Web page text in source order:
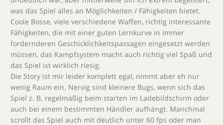
was das Spiel alles an Möglichkeiten / Fähigkeiten bietet.
Coole Bosse, viele verschiedene Waffen, richtig interessante
Fähigkeiten, die mit einer guten Lernkurve in immer
fordernderen Geschicklichkeitspassagen eingesetzt werden
müssen, das Kampfsystem macht auch richtig viel Spaß und
das Spiel ist wirklich riesig.
Die Story ist mir leider komplett egal, nimmt aber eh nur
wenig Raum ein. Nervig sind kleinere Bugs, wenn sich das
Spiel z. B. regelmäßig beim starten im Ladebildschirm oder
auch bei einem bestimmten Händler aufhängt. Manchmal
scrollt das Spiel auch mit deutlich unter 60 fps oder man